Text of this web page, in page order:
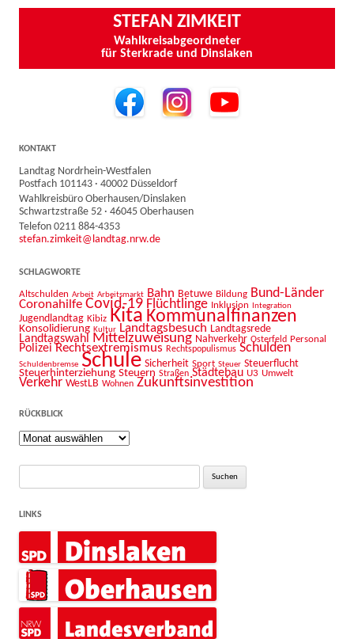
STEFAN ZIMKEIT
Wahlkreisabgeordneter
für Sterkrade und Dinslaken
KONTAKT
Landtag Nordrhein-Westfalen
Postfach 101143 · 40002 Düsseldorf
Wahlkreisbüro Oberhausen/Dinslaken
Schwartzstraße 52 · 46045 Oberhausen
Telefon 0211 884-4353
stefan.zimkeit@landtag.nrw.de
SCHLAGWORTE
Altschulden Arbeit Arbeitsmarkt Bahn Betuwe Bildung Bund-Länder
Coronahilfe Covid-19 Flüchtlinge Inklusion Integration
Jugendlandtag Kibiz Kita Kommunalfinanzen
Konsolidierung Kultur Landtagsbesuch Landtagsrede
Landtagswahl Mittelzuweisung Nahverkehr Osterfeld Personal
Polizei Rechtsextremismus Rechtspopulismus Schulden
Schuldenbremse Schule Sicherheit Sport Steuer Steuerflucht
Steuerhinterziehung Steuern Straßen Städtebau U3 Umwelt
Verkehr WestLB Wohnen Zukunftsinvestition
RÜCKBLICK
Rückblick
LINKS